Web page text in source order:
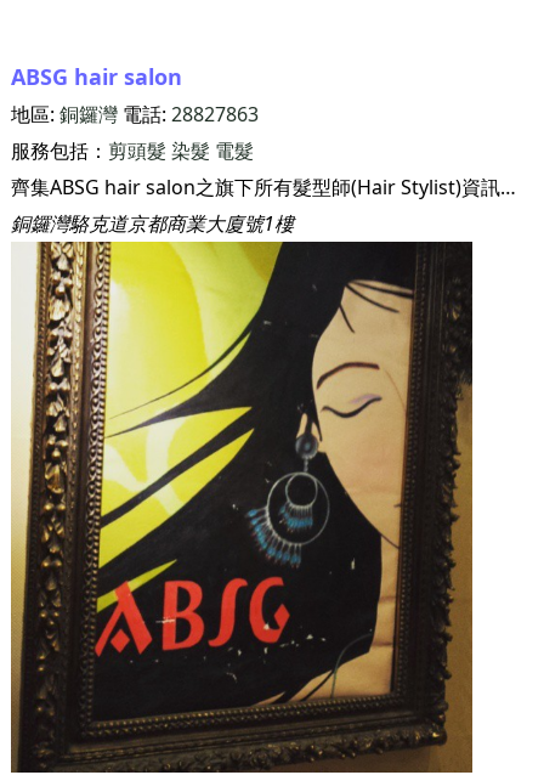
ABSG hair salon
地區: 銅鑼灣電話: 28827863
服務包括： 剪頭髮 染髮 電髮
齊集ABSG hair salon之旗下所有髮型師(Hair Stylist)資訊，讓你知道髮型屋Salon有什麼髮型師坐陣，以及該髮型師屬於那間髮型屋Salon.
銅鑼灣駱克道京都商業大廈號1樓